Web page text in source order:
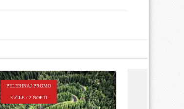
PELERINAJ PROMO
3 ZILE / 2 NOPTI